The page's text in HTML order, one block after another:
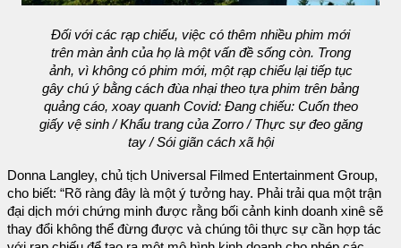
Đối với các rạp chiếu, việc có thêm nhiều phim mới
trên màn ảnh của họ là một vấn đề sống còn. Trong
ảnh, vì không có phim mới, một rạp chiếu lại tiếp tục
gây chú ý bằng cách đùa nhại theo tựa phim trên bảng
quảng cáo, xoay quanh Covid: Đang chiếu: Cuốn theo
giấy vệ sinh / Khẩu trang của Zorro / Thực sự đeo găng
tay / Sói giãn cách xã hội
Donna Langley, chủ tịch Universal Filmed Entertainment Group,
cho biết: “Rõ ràng đây là một ý tưởng hay. Phải trải qua một trận
đại dịch mới chứng minh được rằng bối cảnh kinh doanh xinê sẽ
thay đổi không thể đừng được và chúng tôi thực sự cần hợp tác